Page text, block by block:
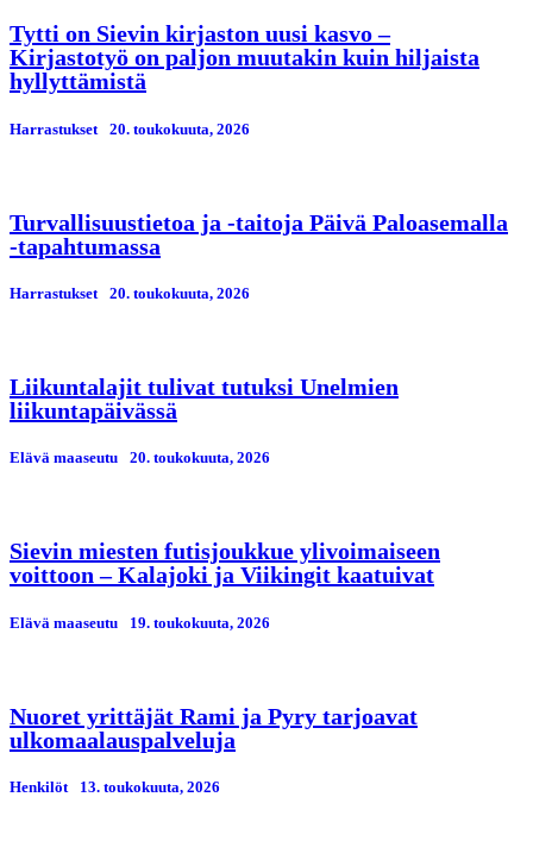
Tytti on Sievin kirjaston uusi kasvo –
Kirjastotyö on paljon muutakin kuin hiljaista
hyllyttämistä
Harrastukset 20. toukokuuta, 2026
Turvallisuustietoa ja -taitoja Päivä Paloasemalla
-tapahtumassa
Harrastukset 20. toukokuuta, 2026
Liikuntalajit tulivat tutuksi Unelmien
liikuntapäivässä
Elävä maaseutu 20. toukokuuta, 2026
Sievin miesten futisjoukkue ylivoimaiseen
voittoon – Kalajoki ja Viikingit kaatuivat
Elävä maaseutu 19. toukokuuta, 2026
Nuoret yrittäjät Rami ja Pyry tarjoavat
ulkomaalauspalveluja
Henkilöt 13. toukokuuta, 2026